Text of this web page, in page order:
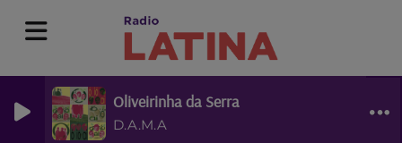
Oliveirinha da Serra
D.A.M.A